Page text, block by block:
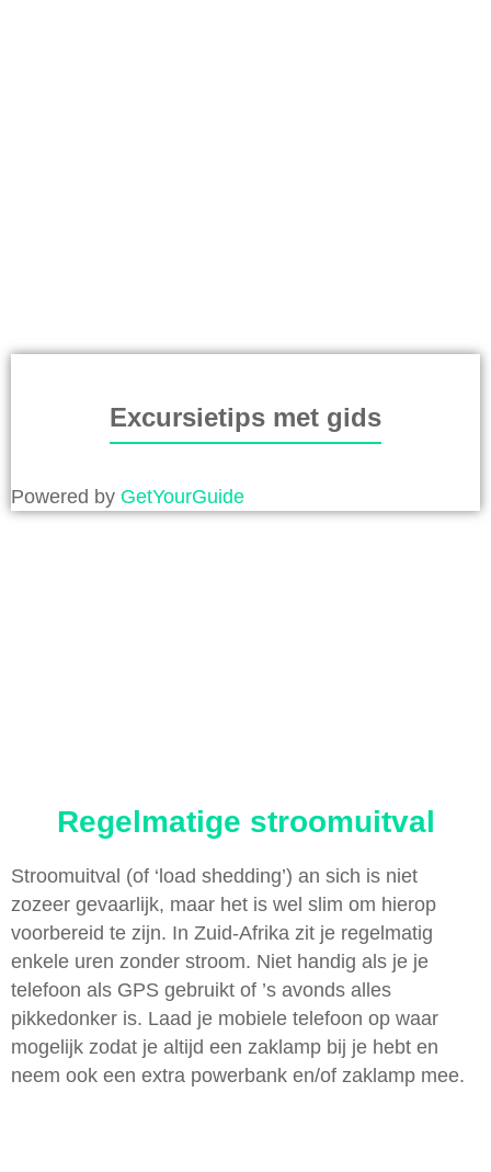
Excursietips met gids
Powered by GetYourGuide
Regelmatige stroomuitval
Stroomuitval (of ‘load shedding’) an sich is niet
zozeer gevaarlijk, maar het is wel slim om hierop
voorbereid te zijn. In Zuid-Afrika zit je regelmatig
enkele uren zonder stroom. Niet handig als je je
telefoon als GPS gebruikt of ’s avonds alles
pikkedonker is. Laad je mobiele telefoon op waar
mogelijk zodat je altijd een zaklamp bij je hebt en
neem ook een extra powerbank en/of zaklamp mee.